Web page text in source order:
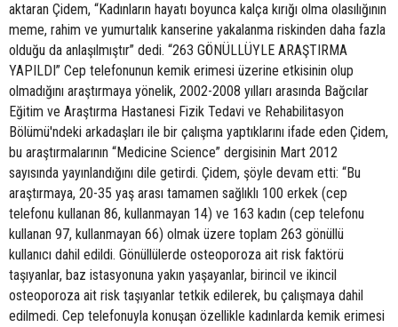
aktaran Çidem, “Kadınların hayatı boyunca kalça kırığı olma olasılığının
meme, rahim ve yumurtalık kanserine yakalanma riskinden daha fazla
olduğu da anlaşılmıştır” dedi. “263 GÖNÜLLÜYLE ARAŞTIRMA
YAPILDI” Cep telefonunun kemik erimesi üzerine etkisinin olup
olmadığını araştırmaya yönelik, 2002-2008 yılları arasında Bağcılar
Eğitim ve Araştırma Hastanesi Fizik Tedavi ve Rehabilitasyon
Bölümü'ndeki arkadaşları ile bir çalışma yaptıklarını ifade eden Çidem,
bu araştırmalarının “Medicine Science” dergisinin Mart 2012
sayısında yayınlandığını dile getirdi. Çidem, şöyle devam etti: “Bu
araştırmaya, 20-35 yaş arası tamamen sağlıklı 100 erkek (cep
telefonu kullanan 86, kullanmayan 14) ve 163 kadın (cep telefonu
kullanan 97, kullanmayan 66) olmak üzere toplam 263 gönüllü
kullanıcı dahil edildi. Gönüllülerde osteoporoza ait risk faktörü
taşıyanlar, baz istasyonuna yakın yaşayanlar, birincil ve ikincil
osteoporoza ait risk taşıyanlar tetkik edilerek, bu çalışmaya dahil
edilmedi. Cep telefonuyla konuşan özellikle kadınlarda kemik erimesi